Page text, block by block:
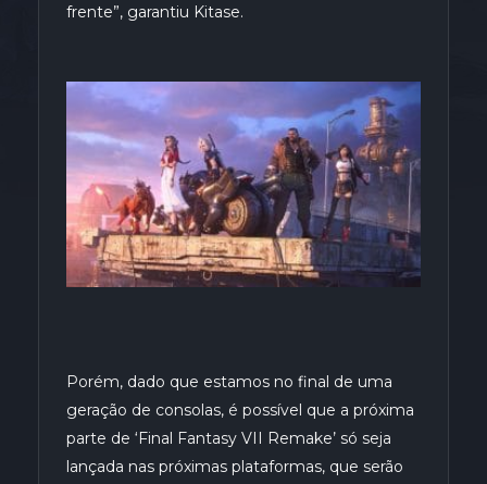
frente”, garantiu Kitase.
Porém, dado que estamos no final de uma
geração de consolas, é possível que a próxima
parte de ‘Final Fantasy VII Remake’ só seja
lançada nas próximas plataformas, que serão